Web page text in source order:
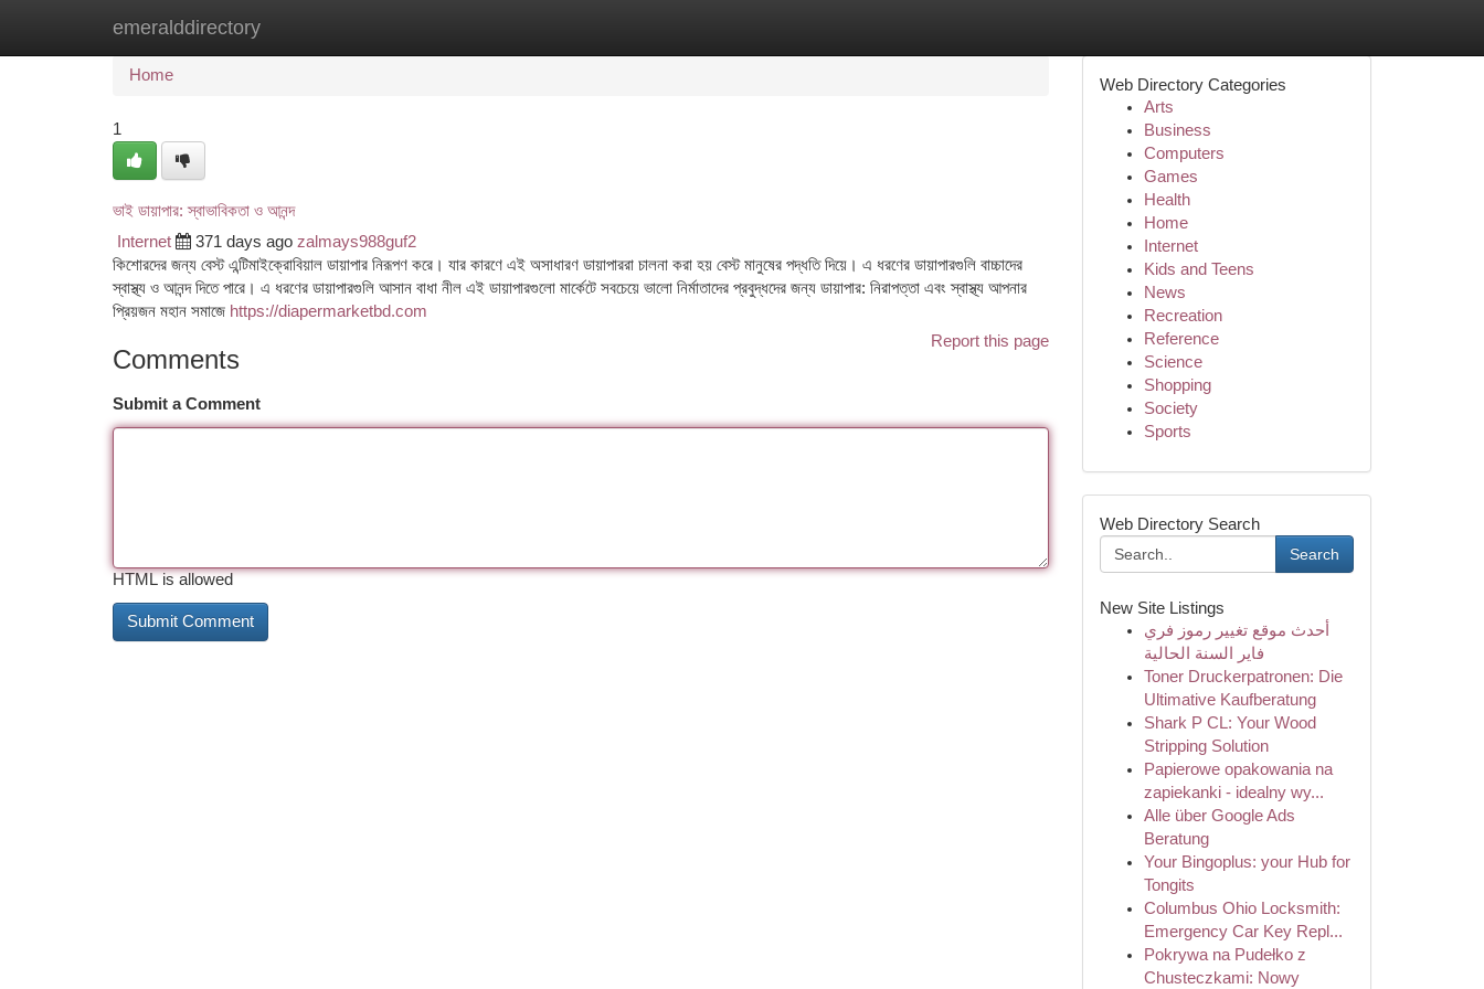
emeralddirectory
Home New Site Listings
Home
1
ভাই ডায়াপার: স্বাভাবিকতা ও আনন্দ
Internet 371 days ago zalmays988guf2
কিশোরদের জন্য বেস্ট এন্টিমাইক্রোবিয়াল ডায়াপার নিরূপণ করে। যার কারণে এই অসাধারণ ডায়াপাররা চালনা করা হয় বেস্ট মানুষের পদ্ধতি দিয়ে। এ ধরণের ডায়াপারগুলি বাচ্চাদের
স্বাস্থ্য ও আনন্দ দিতে পারে। এ ধরণের ডায়াপারগুলি আসান বাধা নীল এই ডায়াপারগুলো মার্কেটে সবচেয়ে ভালো নির্মাতাদের প্রবুদ্ধদের জন্য ডায়াপার: নিরাপত্তা এবং স্বাস্থ্য আপনার
প্রিয়জন মহান সমাজে https://diapermarketbd.com
Report this page
Comments
Submit a Comment
HTML is allowed
Web Directory Categories
Arts
Business
Computers
Games
Health
Home
Internet
Kids and Teens
News
Recreation
Reference
Science
Shopping
Society
Sports
Web Directory Search
Search
New Site Listings
أحدث موقع تغيير رموز فري
فاير السنة الحالية
Toner Druckerpatronen: Die
Ultimative Kaufberatung
Shark P CL: Your Wood
Stripping Solution
Papierowe opakowania na
zapiekanki - idealny wy...
Alle über Google Ads
Beratung
Your Bingoplus: your Hub for
Tongits
Columbus Ohio Locksmith:
Emergency Car Key Repl...
Pokrywa na Pudełko z
Chusteczkami: Nowy